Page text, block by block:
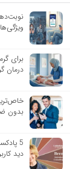
برای
درمان
بدون
5
دید